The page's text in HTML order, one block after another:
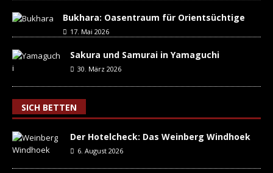
Bukhara: Oasentraum für Orientsüchtige
17. Mai 2026
Sakura und Samurai in Yamaguchi
30. März 2026
SICH BETTEN
Der Hotelcheck: Das Weinberg Windhoek
6. August 2026